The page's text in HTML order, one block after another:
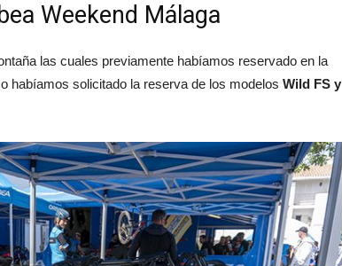
Weekend Málaga
las cuales previamente habíamos reservado en la
habíamos solicitado la reserva de los modelos Wild FS y